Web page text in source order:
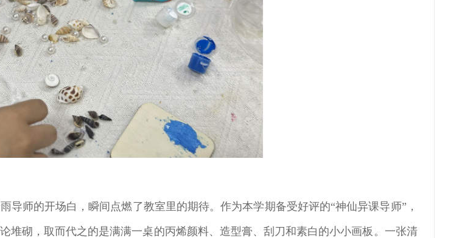
导师的开场白，瞬间点燃了教室里的期待。作为本学期备受好评的“神仙异课导师”，
堆砌，取而代之的是满满一桌的丙烯颜料、造型膏、刮刀和素白的小小画板。一张清